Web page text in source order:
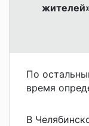
По
время
В